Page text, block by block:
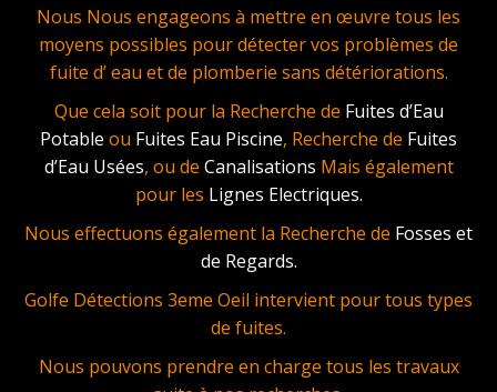
Nous Nous engageons à mettre en œuvre tous les
moyens possibles pour détecter vos problèmes de
fuite d’ eau et de plomberie sans détériorations.
Que cela soit pour la Recherche de Fuites d’Eau
Potable ou Fuites Eau Piscine, Recherche de Fuites
d’Eau Usées, ou de Canalisations Mais également
pour les Lignes Electriques.
Nous effectuons également la Recherche de Fosses et
de Regards.
Golfe Détections 3eme Oeil intervient pour tous types
de fuites.
Nous pouvons prendre en charge tous les travaux